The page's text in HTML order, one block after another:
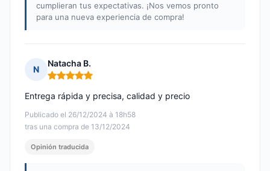
cumplieran tus expectativas. ¡Nos vemos pronto
para una nueva experiencia de compra!
N
Natacha B.
Nota: 5 de 5
Publicado el 26/12/2024 à 18h58
tras una compra de 13/12/2024
Entrega rápida y precisa, calidad y precio
Opinión traducida